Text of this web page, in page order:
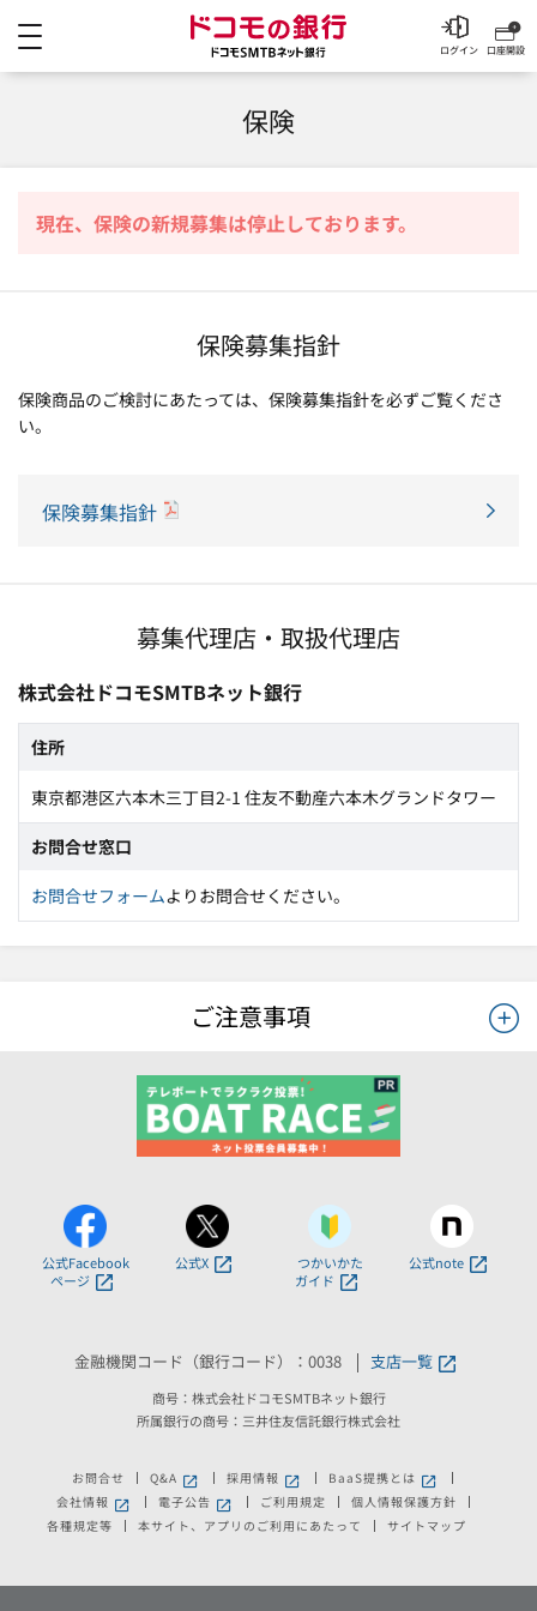
ドコモの銀行 ドコモ
口座開設
ログイン
保険
現在、保険の新規募集は停止しております。
保険募集指針
保険商品のご検討にあたっては、保険募集指針を必ずご覧くださ
い。
保険募集指針
募集代理店・取扱代理店
株式会社ドコモSMTBネット銀行
住所
東京都港区六本木三丁目2-1 住友不動産六本木グランドタワー
お問合せ窓口
お問合せフォームよりお問合せください。
ご注意事項
公式Facebook
ページ
公式X
つかいかた
ガイド
公式note
金融機関コード（銀行コード）：0038 支店一覧
商号：株式会社ドコモSMTBネット銀行
所属銀行の商号：三井住友信託銀行株式会社
お問合せ Q&A 新しいウィンドウで開きます。
採用情報 新しいウィンドウで開きます。
BaaS提携とは 新しいウィンドウ
会社情報新しいウィンドウで開きます。
電子公告新しいウィンドウで開きます。
ご利用規定
個人情報保護方針
各種規定等
本サイト、アプリのご利用にあたって サイトマップ